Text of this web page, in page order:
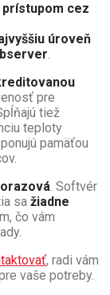
cez
úroveň
.
pre
tiež
teploty
pamäťou
. Softvér
sa žiadne
čo vám
, radi vám
vaše potreby.